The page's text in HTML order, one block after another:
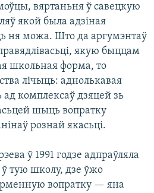
вяртаньня ў савецкую
якой была адзіная
ня можа. Што да аргумэнтаў
якую быццам
школьная форма, то
лічыць: аднолькавая
ад комплексаў дзяцей зь
шыць вопратку
рознай якасьці.
ў 1991 годзе адпраўляла
ў тую школу, дзе ўжо
вопратку — яна